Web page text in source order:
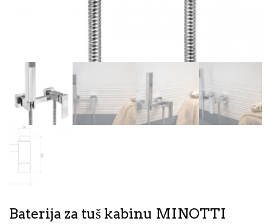
Baterija za tuš kabinu MINOTTI